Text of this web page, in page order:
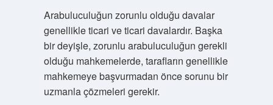
Arabuluculuğun zorunlu olduğu davalar
genellikle ticari ve ticari davalardır. Başka
bir deyişle, zorunlu arabuluculuğun gerekli
olduğu mahkemelerde, tarafların genellikle
mahkemeye başvurmadan önce sorunu bir
uzmanla çözmeleri gerekir.